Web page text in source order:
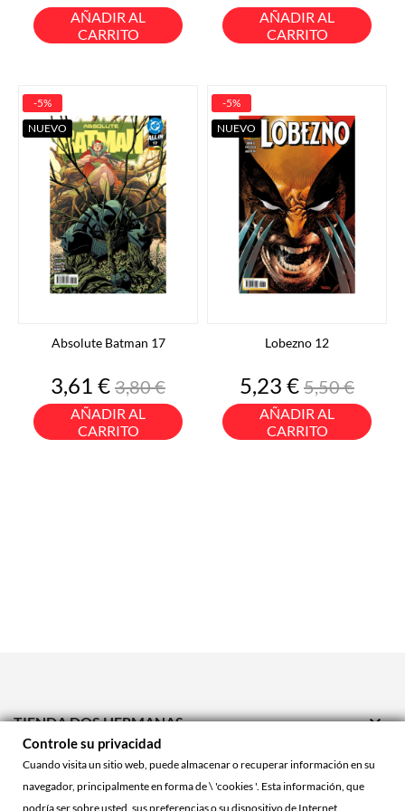
base
AÑADIR AL
CARRITO
base
AÑADIR AL
CARRITO
Absolute Batman 17
Precio
3,61 €Precio
base
3,80 €
AÑADIR AL
CARRITO
-5%
NUEVO
Lobezno 12
Precio
5,23 €Precio
base
5,50 €
AÑADIR AL
CARRITO
-5%
NUEVO
TIENDA DOS HERMANAS 
TIENDA ONLINE 
ACCOUNT
Controle su privacidad
Cuando visita un sitio web, puede almacenar o recuperar información en su
navegador, principalmente en forma de \ 'cookies '. Esta información, que
podría ser sobre usted, sus preferencias o su dispositivo de Internet